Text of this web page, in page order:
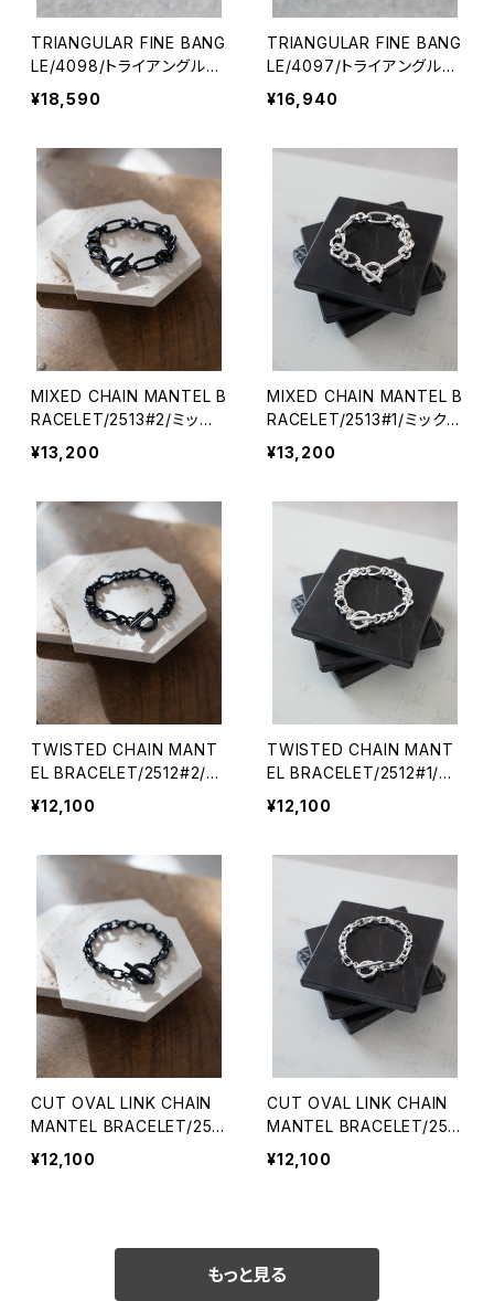
TRIANGULAR FINE BANG
LE/4098/トライアングル細
バングル
¥18,590
TRIANGULAR FINE BANG
LE/4097/トライアングル細
バングル
¥16,940
MIXED CHAIN MANTEL B
RACELET/2513#2/ミック
スチェーンマンテルブレスレ
¥13,200
MIXED CHAIN MANTEL B
RACELET/2513#1/ミックス
チェーンマンテルブレスレッ
¥13,200
TWISTED CHAIN MANT
EL BRACELET/2512#2/ツ
イストチェーンマンテルブレ
スレット
¥12,100
TWISTED CHAIN MANT
EL BRACELET/2512#1/ツ
イストチェーンマンテルブレ
スレット
¥12,100
CUT OVAL LINK CHAIN
MANTEL BRACELET/2511
#2/カットアズキチェーンマ
ンテルブレスレット
¥12,100
CUT OVAL LINK CHAIN
MANTEL BRACELET/2511
#1/カットアズキチェーンマ
ンテルブレスレット
¥12,100
もっと見る